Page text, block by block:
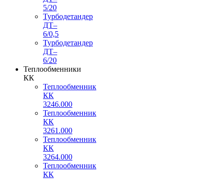
5/20
Турбодетандер
ДТ–
6/0,5
Турбодетандер
ДТ–
6/20
Теплообменники
КК
Теплообменник
КК
3246.000
Теплообменник
КК
3261.000
Теплообменник
КК
3264.000
Теплообменник
КК